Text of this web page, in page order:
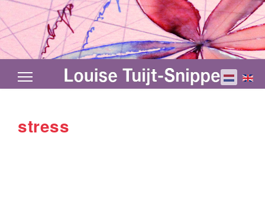
Selecteer
stress